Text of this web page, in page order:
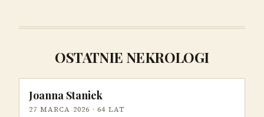
OSTATNIE NEKROLOGI
Joanna Staniek
27 MARCA 2026 · 64 LAT